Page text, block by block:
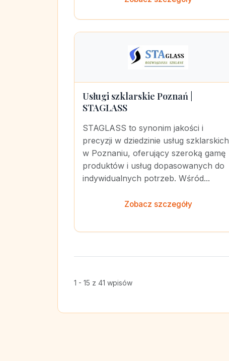
Usługi szklarskie Poznań |
STAGLASS
STAGLASS to synonim jakości i
precyzji w dziedzinie usług szklarskich
w Poznaniu, oferujący szeroką gamę
produktów i usług dopasowanych do
indywidualnych potrzeb. Wśród...
Zobacz szczegóły
1 - 15 z 41 wpisów